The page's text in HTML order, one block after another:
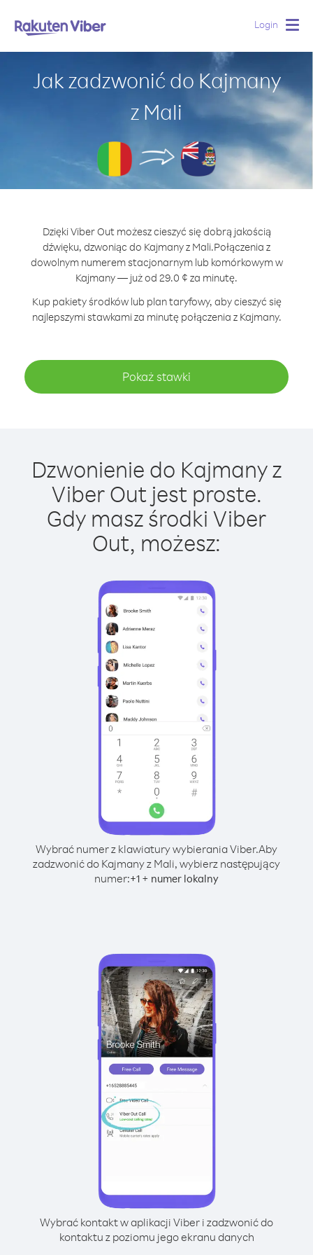
Login
Jak zadzwonić do Kajmany
z Mali
Dzięki Viber Out możesz cieszyć się dobrą jakością
dźwięku, dzwoniąc do Kajmany z Mali.Połączenia z
dowolnym numerem stacjonarnym lub komórkowym w
Kajmany — już od 29.0 ¢ za minutę.
Kup pakiety środków lub plan taryfowy, aby cieszyć się
najlepszymi stawkami za minutę połączenia z Kajmany.
Pokaż stawki
Dzwonienie do Kajmany z
Viber Out jest proste.
Gdy masz środki Viber
Out, możesz:
Wybrać numer z klawiatury wybierania Viber.Aby
zadzwonić do Kajmany z Mali, wybierz następujący
numer:+1 + numer lokalny
Wybrać kontakt w aplikacji Viber i zadzwonić do
kontaktu z poziomu jego ekranu danych